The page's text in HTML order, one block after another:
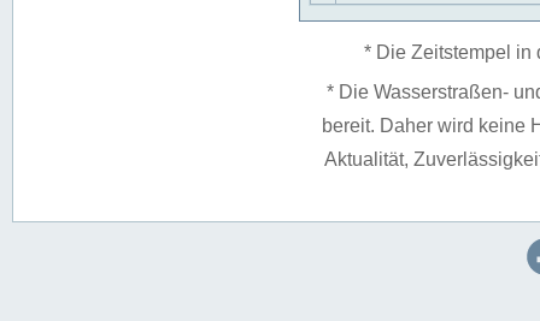
* Die Zeitstempel in
* Die Wasserstraßen-
bereit. Daher wird keine
Aktualität,